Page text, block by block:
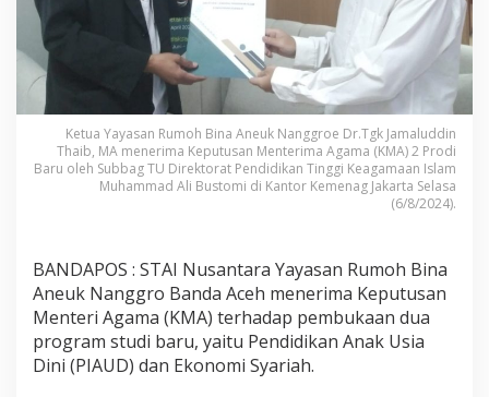
Ketua Yayasan Rumoh Bina Aneuk Nanggroe Dr.Tgk Jamaluddin
Thaib, MA menerima Keputusan Menterima Agama (KMA) 2 Prodi
Baru oleh Subbag TU Direktorat Pendidikan Tinggi Keagamaan Islam
Muhammad Ali Bustomi di Kantor Kemenag Jakarta Selasa
(6/8/2024).
BANDAPOS : STAI Nusantara Yayasan Rumoh Bina
Aneuk Nanggro Banda Aceh menerima Keputusan
Menteri Agama (KMA) terhadap pembukaan dua
program studi baru, yaitu Pendidikan Anak Usia
Dini (PIAUD) dan Ekonomi Syariah.